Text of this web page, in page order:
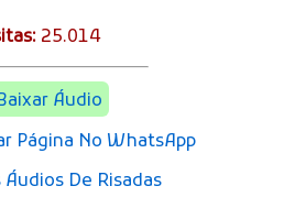
25.014
Áudio
Página No WhatsApp
Áudios De Risadas